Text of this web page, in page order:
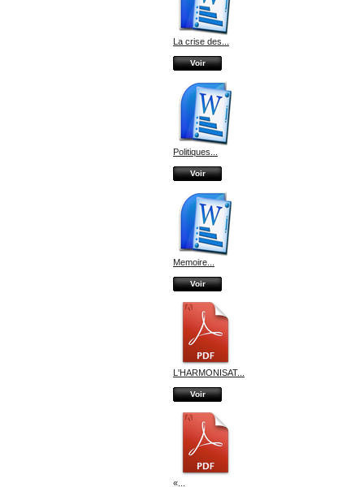
La crise des...
Voir
Politiques...
Voir
Memoire...
Voir
L'HARMONISAT...
Voir
«...